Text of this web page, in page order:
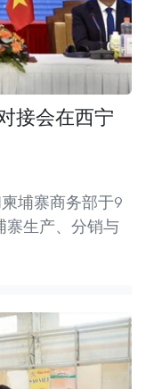
接会在西宁
埔寨商务部于9
寨生产、分销与